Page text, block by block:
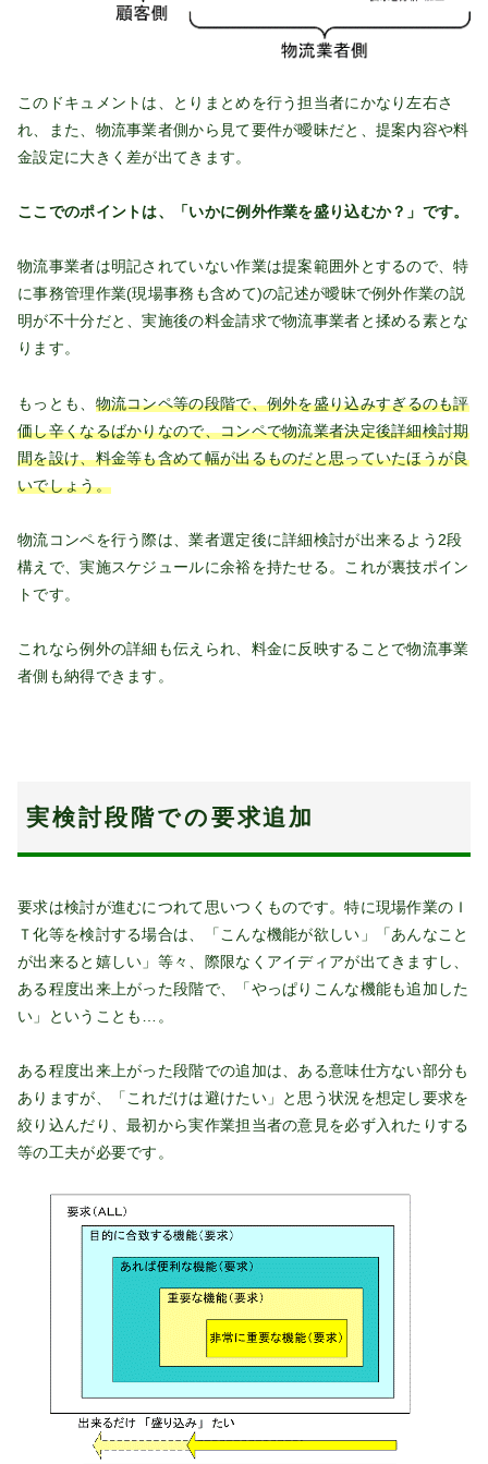
このドキュメントは、とりまとめを行う担当者にかなり左右さ
れ、また、物流事業者側から見て要件が曖昧だと、提案内容や料
金設定に大きく差が出てきます。
ここでのポイントは、「いかに例外作業を盛り込むか？」です。
物流事業者は明記されていない作業は提案範囲外とするので、特
に事務管理作業(現場事務も含めて)の記述が曖昧で例外作業の説
明が不十分だと、実施後の料金請求で物流事業者と揉める素とな
ります。
もっとも、 物流コンペ等の段階で、例外を盛り込みすぎるのも評
価し辛くなるばかりなので、コンペで物流業者決定後詳細検討期
間を設け、料金等も含めて幅が出るものだと思っていたほうが良
いでしょう。
物流コンペを行う際は、業者選定後に詳細検討が出来るよう2段
構えで、実施スケジュールに余裕を持たせる。これが裏技ポイン
トです。
これなら例外の詳細も伝えられ、料金に反映することで物流事業
者側も納得できます。
実検討段階での要求追加
要求は検討が進むにつれて思いつくものです。特に現場作業のＩ
Ｔ化等を検討する場合は、「こんな機能が欲しい」「あんなこと
が出来ると嬉しい」等々、際限なくアイディアが出てきますし、
ある程度出来上がった段階で、「やっぱりこんな機能も追加した
い」ということも…。
ある程度出来上がった段階での追加は、ある意味仕方ない部分も
ありますが、「これだけは避けたい」と思う状況を想定し要求を
絞り込んだり、最初から実作業担当者の意見を必ず入れたりする
等の工夫が必要です。